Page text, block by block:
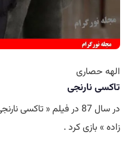
الهه حصاری
تاکسی نارنجی
در سال 87 در فیلم «
زاده » بازی کرد .